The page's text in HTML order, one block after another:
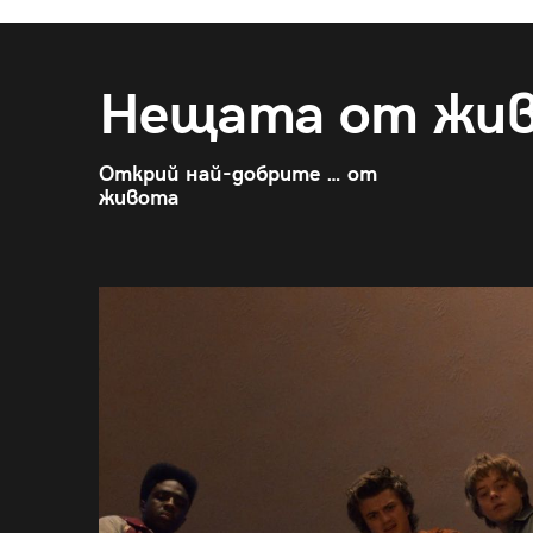
Нещата от
Открий най-добрите … от
живота